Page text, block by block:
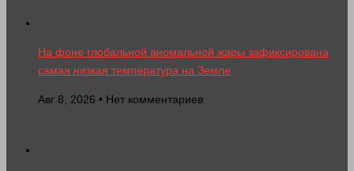
На фоне глобальной аномальной жары зафиксирована
самая низкая температура на Земле
Авг 8, 2026 • Нет комментариев